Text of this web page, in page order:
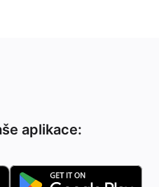
aplikace: